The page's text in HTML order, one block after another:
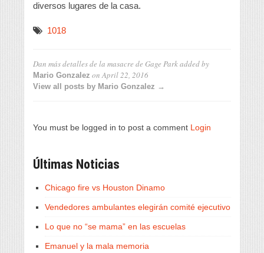
diversos lugares de la casa.
1018
Dan más detalles de la masacre de Gage Parkadded by
Mario Gonzalez onApril 22, 2016
View all posts by Mario Gonzalez →
You must be logged in to post a comment Login
Últimas Noticias
Chicago fire vs Houston Dinamo
Vendedores ambulantes elegirán comité ejecutivo
Lo que no “se mama” en las escuelas
Emanuel y la mala memoria